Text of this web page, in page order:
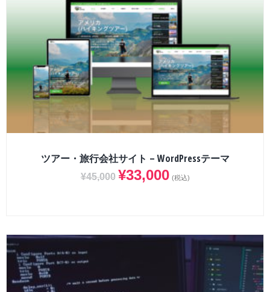
ツアー・旅行会社サイト – WordPressテーマ
¥45,000 ¥33,000 (税込)